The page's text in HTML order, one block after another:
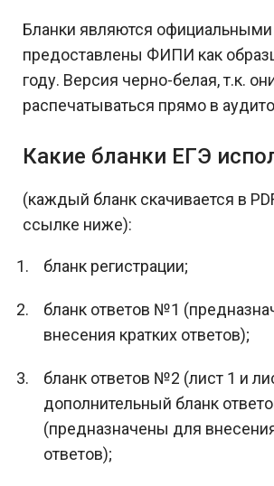
Бланки являются официальными
предоставлены ФИПИ как
году. Версия черно-белая, т.к.
распечатываться прямо в
Какие бланки ЕГЭ
(каждый бланк скачивается в
ссылке ниже):
бланк регистрации;
бланк ответов №1
внесения кратких ответов);
бланк ответов №2 (лист 1 и
дополнительный бланк
(предназначены для
ответов);